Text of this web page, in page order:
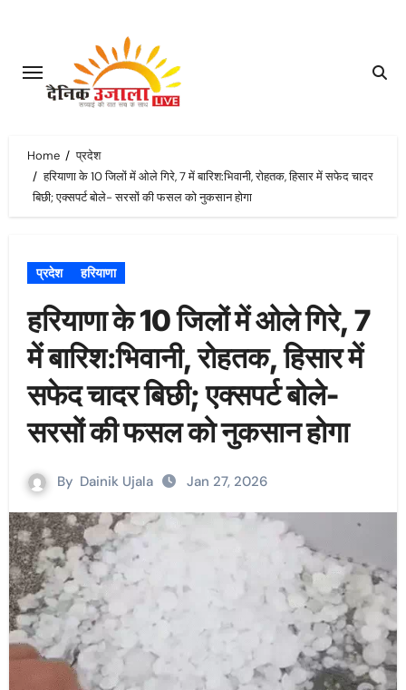
content
Home
प्रदेश
हरियाणा के 10 जिलों में ओले गिरे, 7 में बारिश:भिवानी, रोहतक, हिसार में सफेद चादर
बिछी; एक्सपर्ट बोले- सरसों की फसल को नुकसान होगा
प्रदेश हरियाणा
हरियाणा के 10 जिलों में ओले गिरे, 7
में बारिश:भिवानी, रोहतक, हिसार में
सफेद चादर बिछी; एक्सपर्ट बोले-
सरसों की फसल को नुकसान होगा
By Dainik Ujala Jan 27, 2026